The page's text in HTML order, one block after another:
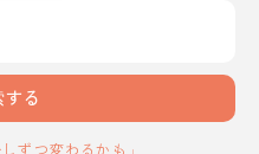
る
ずつ変わるかも」